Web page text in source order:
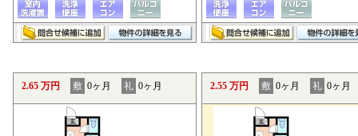
2.65 万円 敷 0ヶ月 礼 0ヶ月 2.55 万円 敷 0ヶ月 礼 0ヶ月